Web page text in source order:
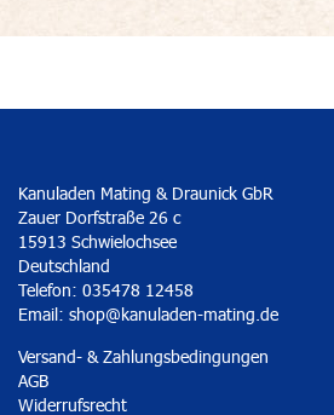
Kanuladen Mating & Draunick GbR
Zauer Dorfstraße 26 c
15913 Schwielochsee
Deutschland
Telefon: 035478 12458
Email: shop@kanuladen-mating.de
Versand- & Zahlungsbedingungen
AGB
Widerrufsrecht